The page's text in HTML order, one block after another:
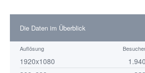
Die Daten im Überblick
Auflösung
1920x1080 1.940